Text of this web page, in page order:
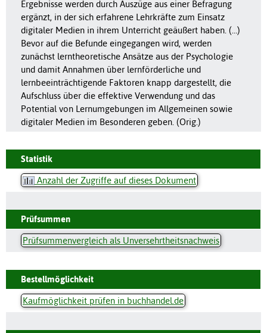
Ergebnisse werden durch Auszüge aus einer Befragung
ergänzt, in der sich erfahrene Lehrkräfte zum Einsatz
digitaler Medien in ihrem Unterricht geäußert haben. (…)
Bevor auf die Befunde eingegangen wird, werden
zunächst lerntheoretische Ansätze aus der Psychologie
und damit Annahmen über lernförderliche und
lernbeeinträchtigende Faktoren knapp dargestellt, die
Aufschluss über die effektive Verwendung und das
Potential von Lernumgebungen im Allgemeinen sowie
digitaler Medien im Besonderen geben. (Orig.)
Statistik
Anzahl der Zugriffe auf dieses Dokument
Prüfsummen
Prüfsummenvergleich als Unversehrtheitsnachweis
Bestellmöglichkeit
Kaufmöglichkeit prüfen in buchhandel.de